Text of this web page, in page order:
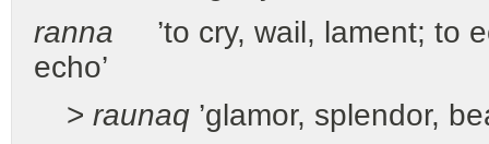
ranna ’to cry, wail, lament; to
echo’
> raunaq ’glamor, splendor,